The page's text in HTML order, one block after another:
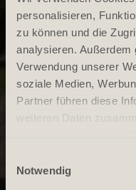
personalisieren,
zu können und die
analysieren. Außerdem
Verwendung unserer
soziale Medien,
Partner führen diese
weiteren Daten
Notwendig